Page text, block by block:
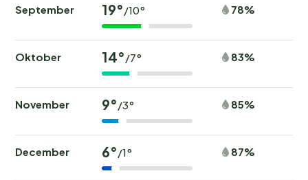
September 19° /10° 78%
Oktober 14° /7° 83%
November 9° /3° 85%
December 6° /1° 87%